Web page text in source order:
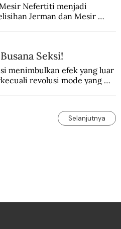
Nefertiti menjadi
Jerman dan Mesir
Seksi!
menimbulkan efek yang luar
revolusi mode yang
Selanjutnya